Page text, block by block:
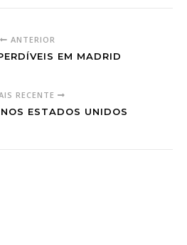
ANTERIOR
EM MADRID
RECENTE
ESTADOS UNIDOS